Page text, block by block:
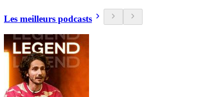
Les meilleurs podcasts